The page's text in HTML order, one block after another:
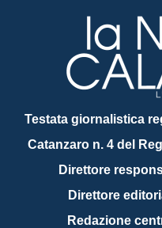
Testata giornalistica
Catanzaro n. 4 del
Direttore
Direttore
Redazione